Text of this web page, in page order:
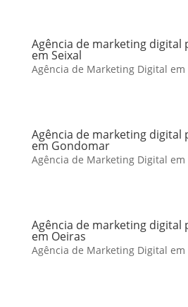
Agência de marketing digital
em Seixal
Agência de Marketing Digital em
Agência de marketing digital
em Gondomar
Agência de Marketing Digital em
Agência de marketing digital
em Oeiras
Agência de Marketing Digital em